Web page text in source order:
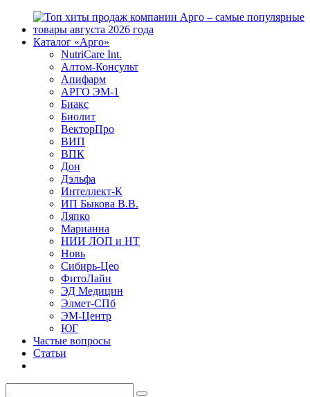
Каталог «Арго»
NutriCare Int.
Алтом-Консульт
Апифарм
АРГО ЭМ-1
Биакс
Биолит
ВекторПро
ВИП
ВПК
Дон
Дэльфа
Интеллект-К
ИП Быкова В.В.
Ляпко
Марианна
НИИ ЛОП и НТ
Новь
Сибирь-Цео
ФитоЛайн
ЭД Медицин
Элмет-СПб
ЭМ-Центр
ЮГ
Частые вопросы
Статьи